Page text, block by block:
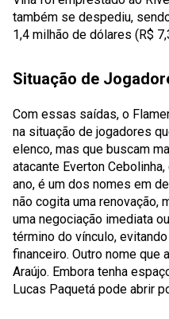
também se despediu,
1,4 milhão de dólares (R$
Situação de
Com essas saídas, o
na situação de jogadores
elenco, mas que buscam
atacante Everton
ano, é um dos nomes em
não cogita uma renovação,
uma negociação imediata
término do vínculo,
financeiro. Outro nome que
Araújo. Embora tenha
Lucas Paquetá pode abrir